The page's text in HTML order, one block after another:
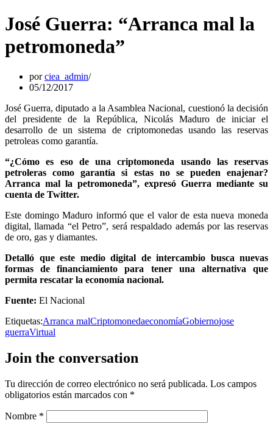
José Guerra: “Arranca mal la
petromoneda”
porciea_admin
05/12/2017
José Guerra, diputado a la Asamblea Nacional, cuestionó la decisión
del presidente de la República, Nicolás Maduro de iniciar el
desarrollo de un sistema de criptomonedas usando las reservas
petroleas como garantía.
“¿Cómo es eso de una criptomoneda usando las reservas
petroleras como garantía si estas no se pueden enajenar?
Arranca mal la petromoneda”, expresó Guerra mediante su
cuenta de Twitter.
Este domingo Maduro informó que el valor de esta nueva moneda
digital, llamada “el Petro”, será respaldado además por las reservas
de oro, gas y diamantes.
Detalló que este medio digital de intercambio busca nuevas
formas de financiamiento para tener una alternativa que
permita rescatar la economía nacional.
Fuente: El Nacional
Etiquetas:Arranca malCriptomonedaeconomíaGobiernojose
guerraVirtual
Join the conversation
Tu dirección de correo electrónico no será publicada. Los campos
obligatorios están marcados con *
Nombre *